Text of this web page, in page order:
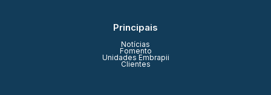
Principais
Notícias
Fomento
Unidades Embrapii
Clientes